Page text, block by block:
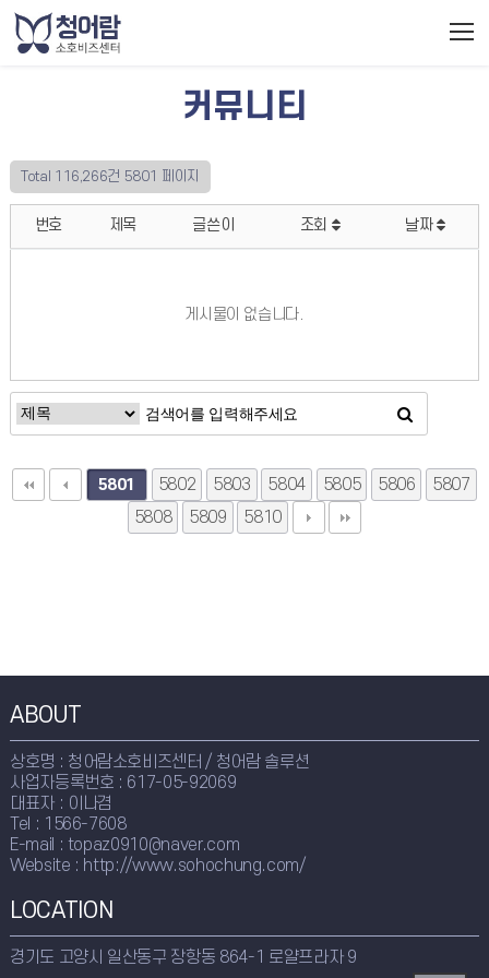
커뮤니티
Total 116,266건 5801 페이지
번호 제목 글쓴이 조회 날짜
게시물이 없습니다.
5801 5802 5803 5804 5805 5806
5807
5808
5809 5810
ABOUT
상호명 : 청어람소호비즈센터 / 청어람 솔루션
사업자등록번호 : 617-05-92069
대표자 : 이나겸
Tel : 1566-7608
E-mail : topaz0910@naver.com
Website : http://www.sohochung.com/
LOCATION
경기도 고양시 일산동구 장항동 864-1 로얄프라자 9